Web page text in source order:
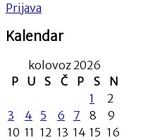
Prijava
Kalendar
kolovoz 2026
P
U S Č P S
N
1
2
3
4 5 6 7 8
9
10 11 12 13 14 15 16